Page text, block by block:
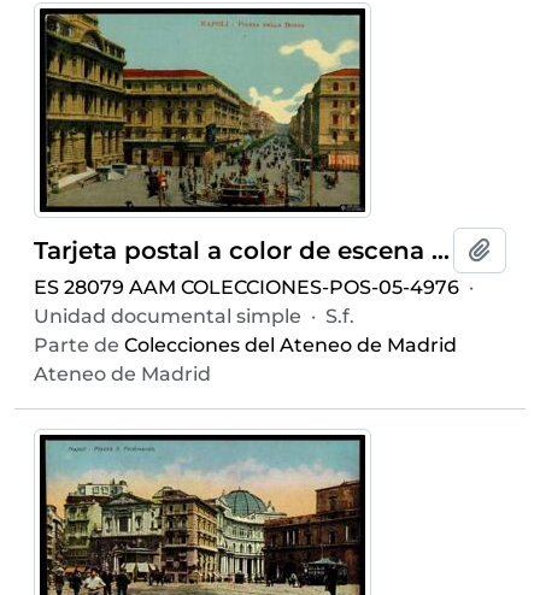
Tarjeta postal a color de escena costumbrista urbana en la Piazza della Borsa de Nápoles
ES 28079 AAM COLECCIONES-POS-05-4976 ·
Unidad documental simple · S.f.
Parte de Colecciones del Ateneo de Madrid
Ateneo de Madrid